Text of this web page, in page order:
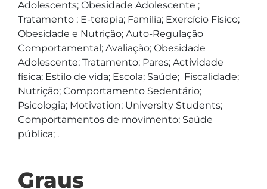
Adolescents; Obesidade Adolescente ;
Tratamento ; E-terapia; Família; Exercício Físico;
Obesidade e Nutrição; Auto-Regulação
Comportamental; Avaliação; Obesidade
Adolescente; Tratamento; Pares; Actividade
física; Estilo de vida; Escola; Saúde;  Fiscalidade;
Nutrição; Comportamento Sedentário;
Psicologia; Motivation; University Students;
Comportamentos de movimento; Saúde
pública; .
Graus